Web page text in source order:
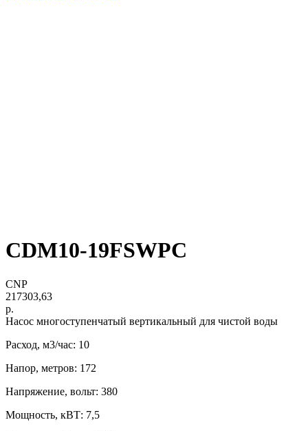
CDM10-19FSWPC
CNP
217303,63
р.
Нacоc многоступенчатый вертикaльный для чистoй воды
Расход, м3/час: 10
Напор, метров: 172
Напряжение, вольт: 380
Мощность, кВТ: 7,5